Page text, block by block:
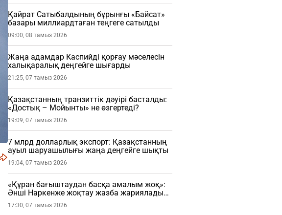
Қайрат Сатыбалдының бұрынғы «Байсат»
базары миллиардтаған теңгеге сатылды
09:00, 08 тамыз 2026
Жаңа адамдар Каспийді қорғау мәселесін
халықаралық деңгейге шығарды
21:25, 07 тамыз 2026
Қазақстанның транзиттік дәуірі басталды:
«Достық – Мойынты» не өзгертеді?
19:09, 07 тамыз 2026
7 млрд долларлық экспорт: Қазақстанның
ауыл шаруашылығы жаңа деңгейге шықты
19:04, 07 тамыз 2026
«Құран бағыштаудан басқа амалым жоқ»:
Әнші Наркенже жоқтау жазба жариялады
(ФОТО)
17:30, 07 тамыз 2026